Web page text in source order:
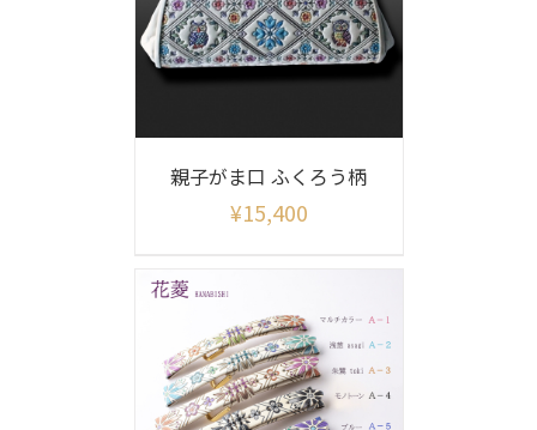
親子がま口 ふくろう柄
¥15,400